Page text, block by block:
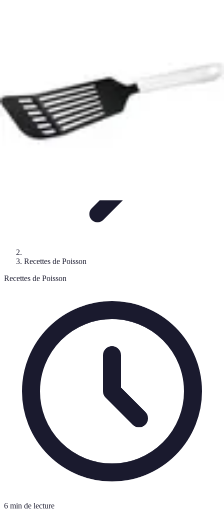
Recettes de Poisson
Recettes de Poisson
6 min de lecture